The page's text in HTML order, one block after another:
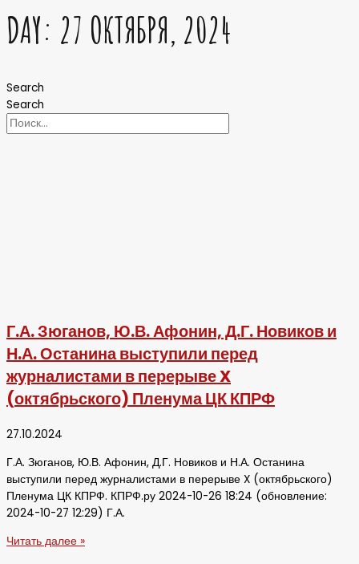
DAY: 27 ОКТЯБРЯ, 2024
Search
Search
Г.А. Зюганов, Ю.В. Афонин, Д.Г. Новиков и
Н.А. Останина выступили перед
журналистами в перерыве X
(октябрьского) Пленума ЦК КПРФ
27.10.2024
Г.А. Зюганов, Ю.В. Афонин, Д.Г. Новиков и Н.А. Останина
выступили перед журналистами в перерыве X (октябрьского)
Пленума ЦК КПРФ. КПРФ.ру 2024-10-26 18:24 (обновление:
2024-10-27 12:29) Г.А.
Читать далее »